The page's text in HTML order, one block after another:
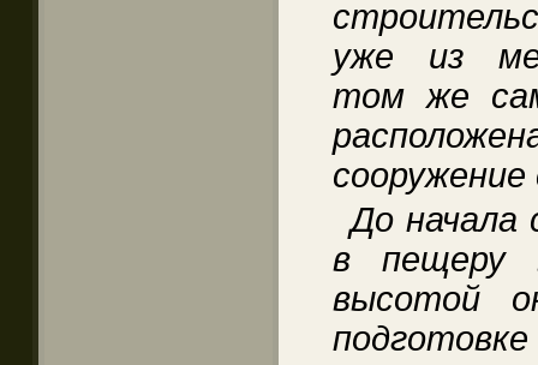
уже из
том же
До начала
в пещеру
высотой